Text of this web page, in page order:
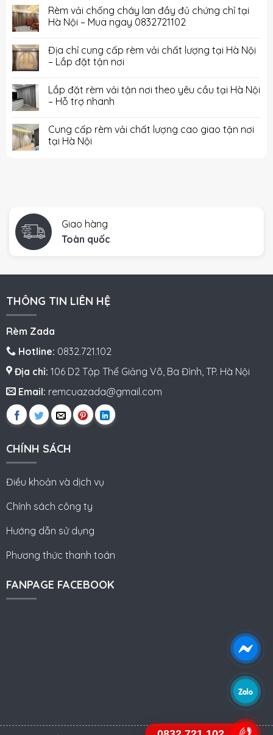
Rèm vải chống cháy lan đầy đủ chứng chỉ tại
Hà Nội – Mua ngay 0832721102
Địa chỉ cung cấp rèm vải chất lượng tại Hà Nội
– Lắp đặt tận nơi
Lắp đặt rèm vải tận nơi theo yêu cầu tại Hà Nội
– Hỗ trợ nhanh
Cung cấp rèm vải chất lượng cao giao tận nơi
tại Hà Nội
Giao hàng
Toàn quốc
THÔNG TIN LIÊN HỆ
Rèm Zada
Hotline: 0832.721.102
Địa chỉ: 106 D2 Tập Thể Giảng Võ, Ba Đình, TP. Hà Nội
Email: remcuazada@gmail.com
CHÍNH SÁCH
Điều khoản và dịch vụ
Chính sách công ty
Hướng dẫn sử dụng
Phương thức thanh toán
FANPAGE FACEBOOK